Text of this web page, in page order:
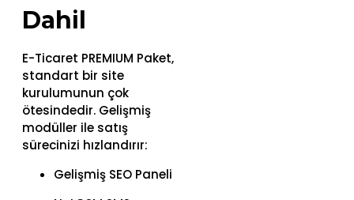
Dahil
E-Ticaret PREMIUM Paket,
standart bir site
kurulumunun çok
ötesindedir. Gelişmiş
modüller ile satış
sürecinizi hızlandırır:
Gelişmiş SEO Paneli